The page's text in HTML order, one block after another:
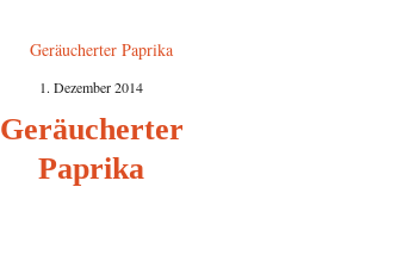
1. Dezember 2014
Geräucherter
Paprika